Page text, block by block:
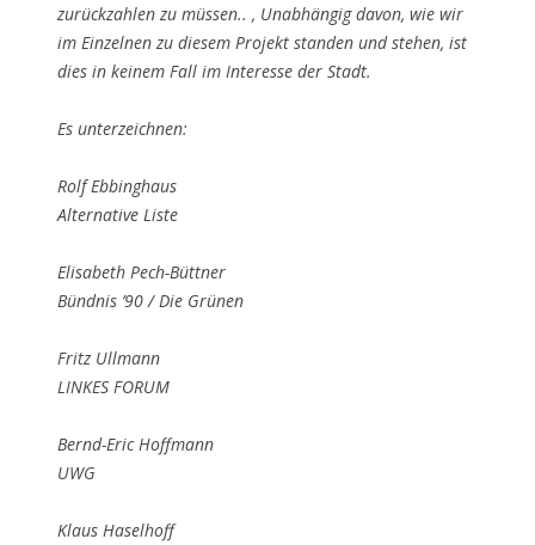
zurückzahlen zu müssen.. , Unabhängig davon, wie wir
im Einzelnen zu diesem Projekt standen und stehen, ist
dies in keinem Fall im Interesse der Stadt.
Es unterzeichnen:
Rolf Ebbinghaus
Alternative Liste
Elisabeth Pech-Büttner
Bündnis ’90 / Die Grünen
Fritz Ullmann
LINKES FORUM
Bernd-Eric Hoffmann
UWG
Klaus Haselhoff